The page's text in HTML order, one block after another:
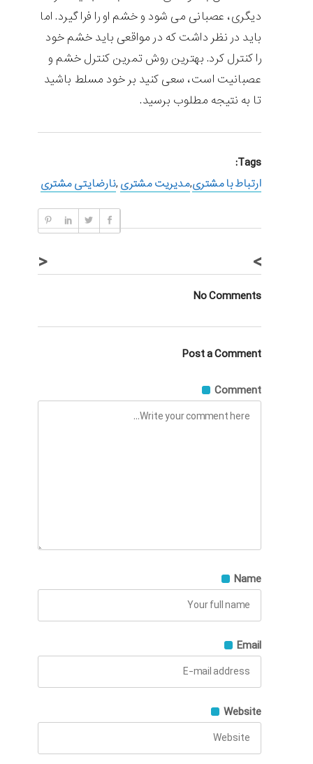
دیگری، عصبانی می شود و خشم او را فرا گیرد. اما
باید در نظر داشت که در مواقعی باید خشم خود
را کنترل کرد. بهترین روش تمرین کنترل خشم و
عصبانیت است، سعی کنید بر خود مسلط باشید
تا به نتیجه مطلوب برسید.
Tags:
ارتباط با مشتری,مدیریت مشتری ,نارضایتی مشتری
< >
No Comments
Post a Comment
Comment
Name
Email
Website